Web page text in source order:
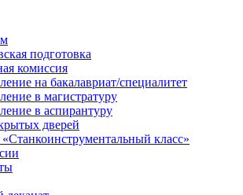
подготовка
комиссия
на бакалавриат/специалитет
в магистратуру
в аспирантуру
дверей
класс»